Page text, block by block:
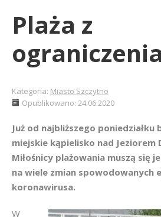
Plaża z
Kategoria: Miasto Szczytno
Opublikowano: 24.06.2020
Już od najbliższego poniedziałku
miejskie kąpielisko nad Jeziorem
Miłośnicy plażowania muszą się
na wiele zmian spowodowanych
koronawirusa.
W